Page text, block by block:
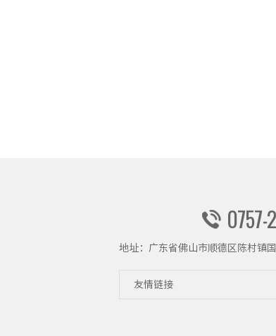
地址：广东省佛山市顺德区陈村镇
友情链接